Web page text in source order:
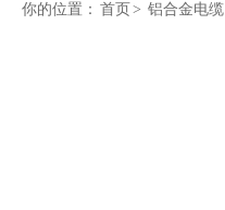
你的位置： 首页 > 铝合金电缆